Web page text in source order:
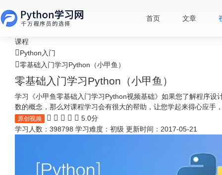
首页 文章
课程
Python入门
零基础入门学习Python（小甲鱼）
零基础入门学习Python（小甲鱼）
学习《小甲鱼零基础入门学习Python视频基础》如果您了解程序
数的概念，那么对课程学习会有很大的帮助，让您学起来得心应手
原创视频
5.0分
学习人数：398798 学习难度：初级 更新时间：2017-05-21